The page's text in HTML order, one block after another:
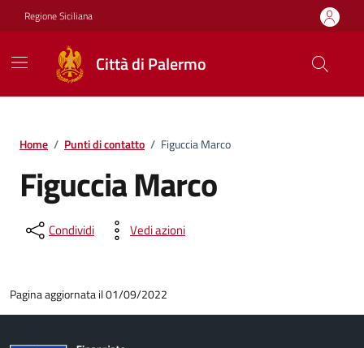
Vai ai contenuti
Vai al footer
Regione Siciliana
Città di Palermo
Home / Punti di contatto / Figuccia Marco
Figuccia Marco
Condividi Vedi azioni
Pagina aggiornata il 01/09/2022